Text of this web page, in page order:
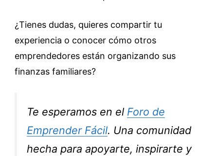
¿Tienes dudas, quieres compartir tu
experiencia o conocer cómo otros
emprendedores están organizando sus
finanzas familiares?
Te esperamos en el Foro de
Emprender Fácil. Una comunidad
hecha para apoyarte, inspirarte y